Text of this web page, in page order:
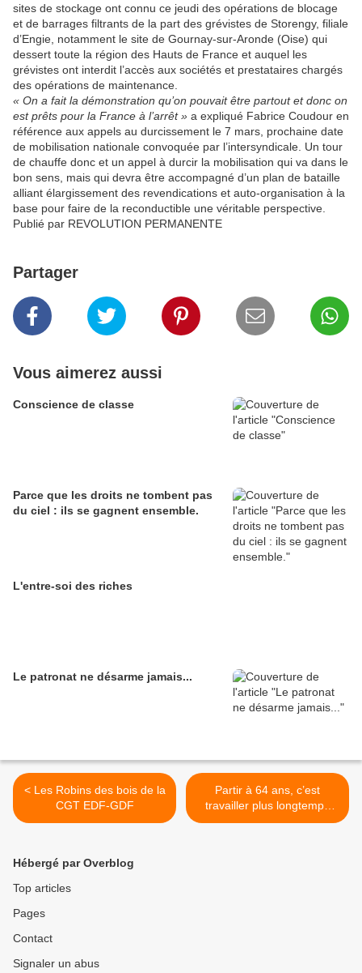
sites de stockage ont connu ce jeudi des opérations de blocage
et de barrages filtrants de la part des grévistes de Storengy, filiale
d’Engie, notamment le site de Gournay-sur-Aronde (Oise) qui
dessert toute la région des Hauts de France et auquel les
grévistes ont interdit l’accès aux sociétés et prestataires chargés
des opérations de maintenance.
« On a fait la démonstration qu’on pouvait être partout et donc on
est prêts pour la France à l’arrêt » a expliqué Fabrice Coudour en
référence aux appels au durcissement le 7 mars, prochaine date
de mobilisation nationale convoquée par l’intersyndicale. Un tour
de chauffe donc et un appel à durcir la mobilisation qui va dans le
bon sens, mais qui devra être accompagné d’un plan de bataille
alliant élargissement des revendications et auto-organisation à la
base pour faire de la reconductible une véritable perspective.
Publié par REVOLUTION PERMANENTE
Partager
Vous aimerez aussi
Conscience de classe
Parce que les droits ne tombent pas
du ciel : ils se gagnent ensemble.
L'entre-soi des riches
Le patronat ne désarme jamais...
< Les Robins des bois de la
CGT EDF-GDF
Partir à 64 ans, c’est
travailler plus longtemps
pour gagner moins à la
Hébergé par Overblog
Top articles
Pages
Contact
Signaler un abus